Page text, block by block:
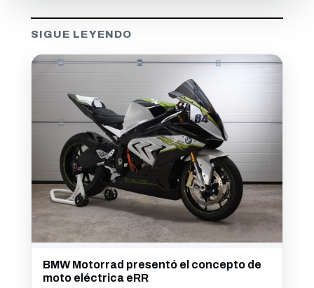
SIGUE LEYENDO
BMW Motorrad presentó el concepto de
moto eléctrica eRR